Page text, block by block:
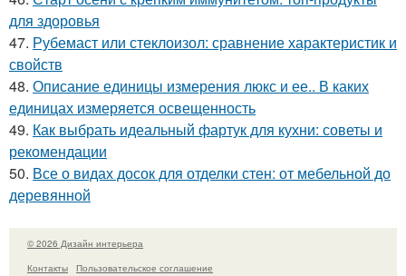
для здоровья
47. Рубемаст или стеклоизол: сравнение характеристик и
свойств
48. Описание единицы измерения люкс и ее.. В каких
единицах измеряется освещенность
49. Как выбрать идеальный фартук для кухни: советы и
рекомендации
50. Все о видах досок для отделки стен: от мебельной до
деревянной
© 2026 Дизайн интерьера
Контакты
Пользовательское соглашение